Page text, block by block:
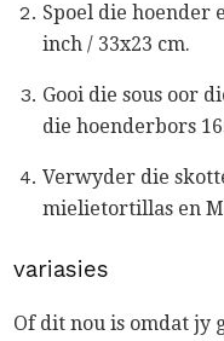
Spoel die hoender
inch / 33x23 cm.
Gooi die sous oor
die hoenderbors
Verwyder die
mielietortillas en
variasies
Of dit nou is omdat jy